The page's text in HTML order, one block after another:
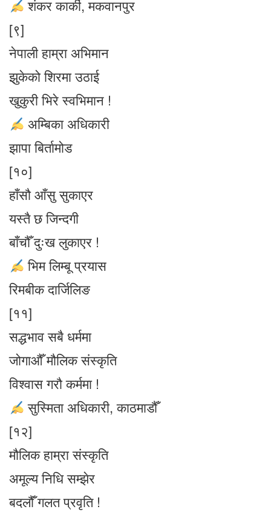
शंकर कार्की, मकवानपुर
[९]
नेपाली हाम्रा अभिमान
झुकेको शिरमा उठाई
खुकुरी भिरे स्वभिमान !
अम्बिका अधिकारी
झापा बिर्तामोड
[१०]
हाँसौ आँसु सुकाएर
यस्तै छ जिन्दगी
बाँचौँ दुःख लुकाएर !
भिम लिम्बू प्रयास
रिमबीक दार्जिलिङ
[११]
सद्धभाव सबै धर्ममा
जोगाऔँ मौलिक संस्कृति
विश्वास गरौ कर्ममा !
सुस्मिता अधिकारी, काठमाडौँ
[१२]
मौलिक हाम्रा संस्कृति
अमूल्य निधि सम्झेर
बदलौंँ गलत प्रवृति !